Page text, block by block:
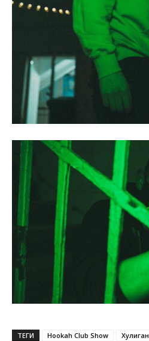
ТЕГИ Hookah Club Show Хулиган